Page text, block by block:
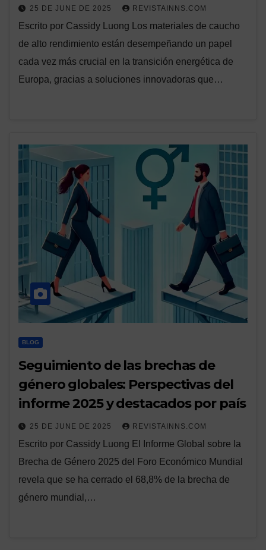
25 DE JUNE DE 2025 REVISTAINNS.COM
Escrito por Cassidy Luong Los materiales de caucho
de alto rendimiento están desempeñando un papel
cada vez más crucial en la transición energética de
Europa, gracias a soluciones innovadoras que…
BLOG
Seguimiento de las brechas de
género globales: Perspectivas del
informe 2025 y destacados por país
25 DE JUNE DE 2025 REVISTAINNS.COM
Escrito por Cassidy Luong El Informe Global sobre la
Brecha de Género 2025 del Foro Económico Mundial
revela que se ha cerrado el 68,8% de la brecha de
género mundial,…